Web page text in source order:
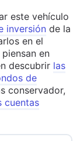
este vehículo
inversión de la
en el
piensan en
descubrir las
de
conservador,
cuentas